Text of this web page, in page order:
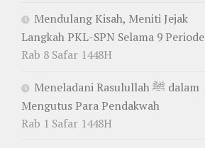
Mendulang Kisah, Meniti Jejak
Langkah PKL-SPN Selama 9 Periode
Rab 8 Safar 1448H
Meneladani Rasulullah ﷺ dalam
Mengutus Para Pendakwah
Rab 1 Safar 1448H